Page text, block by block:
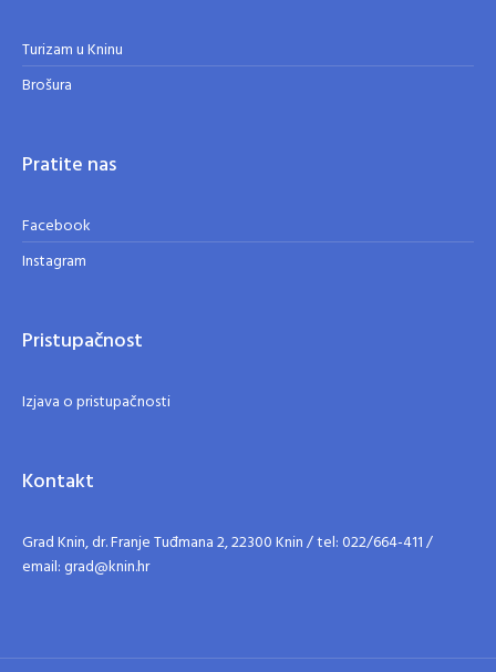
Turizam u Kninu
Brošura
Pratite nas
Facebook
Instagram
Pristupačnost
Izjava o pristupačnosti
Kontakt
Grad Knin, dr. Franje Tuđmana 2, 22300 Knin / tel: 022/664-411 /
email: grad@knin.hr